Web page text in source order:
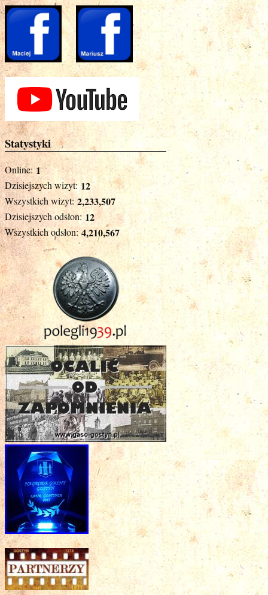
Statystyki
Online: 1
Dzisiejszych wizyt: 12
Wszystkich wizyt: 2,233,507
Dzisiejszych odsłon: 12
Wszystkich odsłon: 4,210,567